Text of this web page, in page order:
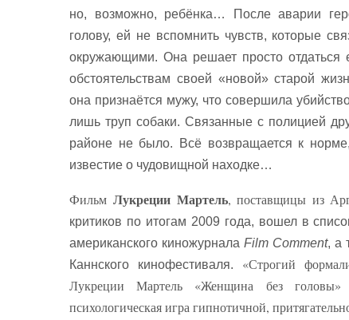
но, возможно, ребёнка… После аварии
голову, ей не вспомнить чувств, которые
окружающими. Она решает просто отдаться
обстоятельствам своей «новой» старой
она признаётся мужу, что совершила
лишь труп собаки. Связанные с полицией
районе не было. Всё возвращается к
известие о чудовищной находке…
ФильмЛукреции Мартель, поставщицы из
критиков по итогам 2009 года, вошел в
американского киножурнала Film Comment, а
Каннского кинофестиваля. «Строгий
Лукреции Мартель «Женщина без
психологическая игра гипнотичной,